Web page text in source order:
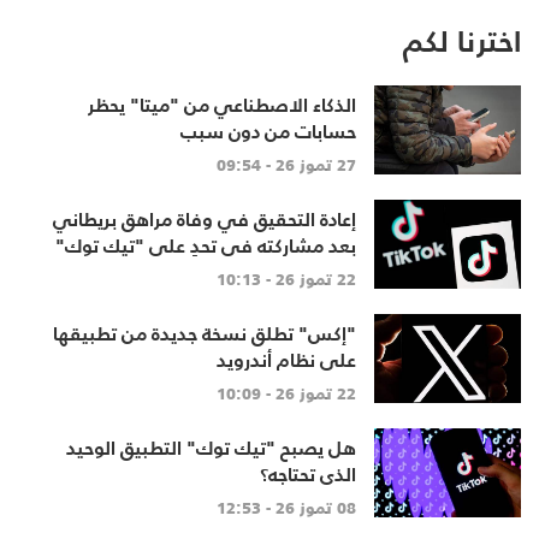
اخترنا لكم
الذكاء الاصطناعي من "ميتا" يحظر
حسابات من دون سبب
27 تموز 26 - 09:54
إعادة التحقيق في وفاة مراهق بريطاني
بعد مشاركته في تحدٍ على "تيك توك"
22 تموز 26 - 10:13
"إكس" تطلق نسخة جديدة من تطبيقها
على نظام أندرويد
22 تموز 26 - 10:09
هل يصبح "تيك توك" التطبيق الوحيد
الذي تحتاجه؟
08 تموز 26 - 12:53